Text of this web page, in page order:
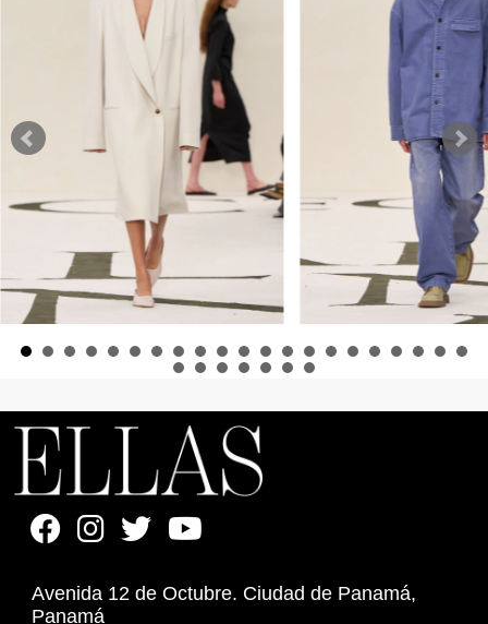
Avenida 12 de Octubre. Ciudad de Panamá,
Panamá